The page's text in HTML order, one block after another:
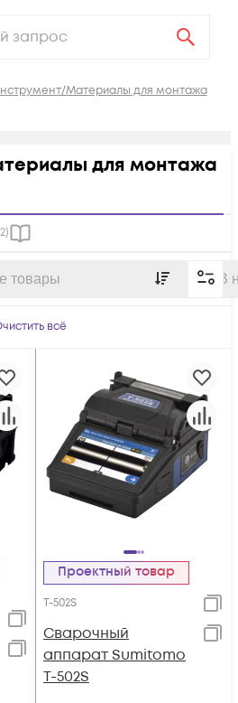
Материалы для монтажа
для монтажа
2)
товары В
всё
Проектный товар
T-502S
Cварочный
аппарат Sumitomo
T-502S